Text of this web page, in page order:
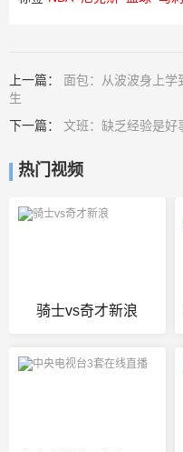
上一篇： 面包：从波波身上学
生
下一篇： 文班：缺乏经验是好
热门视频
骑士vs奇才新浪